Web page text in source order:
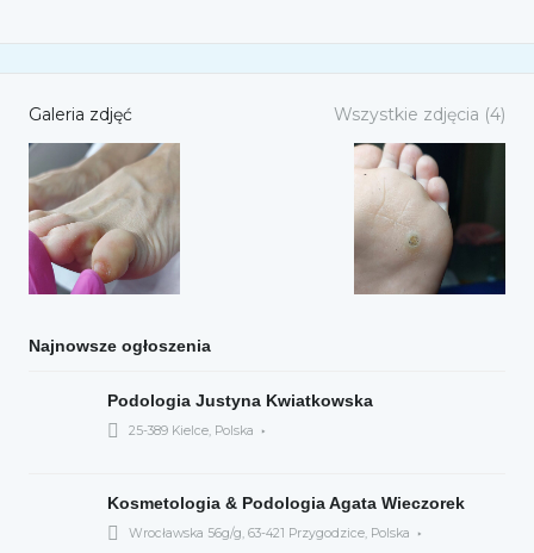
Galeria zdjęć Wszystkie zdjęcia (4)
Najnowsze ogłoszenia
Podologia Justyna Kwiatkowska
25-389 Kielce, Polska
Kosmetologia & Podologia Agata Wieczorek
Wrocławska 56g/g, 63-421 Przygodzice, Polska